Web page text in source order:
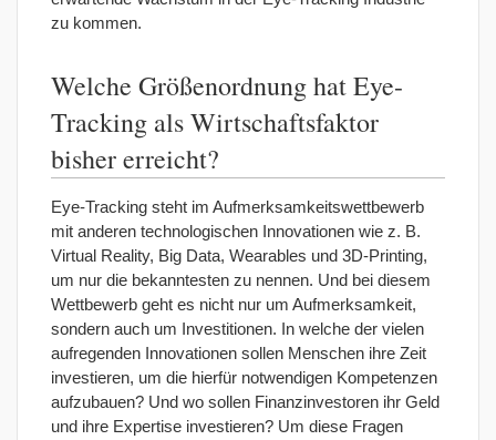
zu kommen.
Welche Größenordnung hat Eye-
Tracking als Wirtschaftsfaktor
bisher erreicht?
Eye-Tracking steht im Aufmerksamkeitswettbewerb
mit anderen technologischen Innovationen wie z. B.
Virtual Reality, Big Data, Wearables und 3D-Printing,
um nur die bekanntesten zu nennen. Und bei diesem
Wettbewerb geht es nicht nur um Aufmerksamkeit,
sondern auch um Investitionen. In welche der vielen
aufregenden Innovationen sollen Menschen ihre Zeit
investieren, um die hierfür notwendigen Kompetenzen
aufzubauen? Und wo sollen Finanzinvestoren ihr Geld
und ihre Expertise investieren? Um diese Fragen